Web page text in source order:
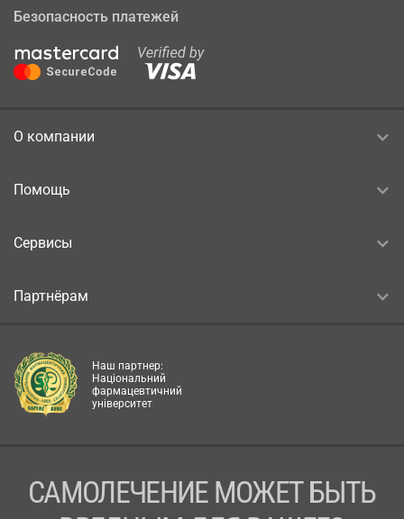
Безопасность платежей
О компании
Помощь
Сервисы
Партнёрам
Наш партнер:
Національний
фармацевтичний
університет
САМОЛЕЧЕНИЕ МОЖЕТ БЫТЬ